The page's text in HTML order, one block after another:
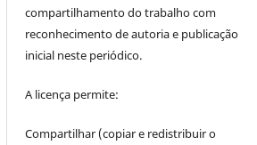
compartilhamento do trabalho com
reconhecimento de autoria e publicação
inicial neste periódico.
A licença permite:
Compartilhar (copiar e redistribuir o